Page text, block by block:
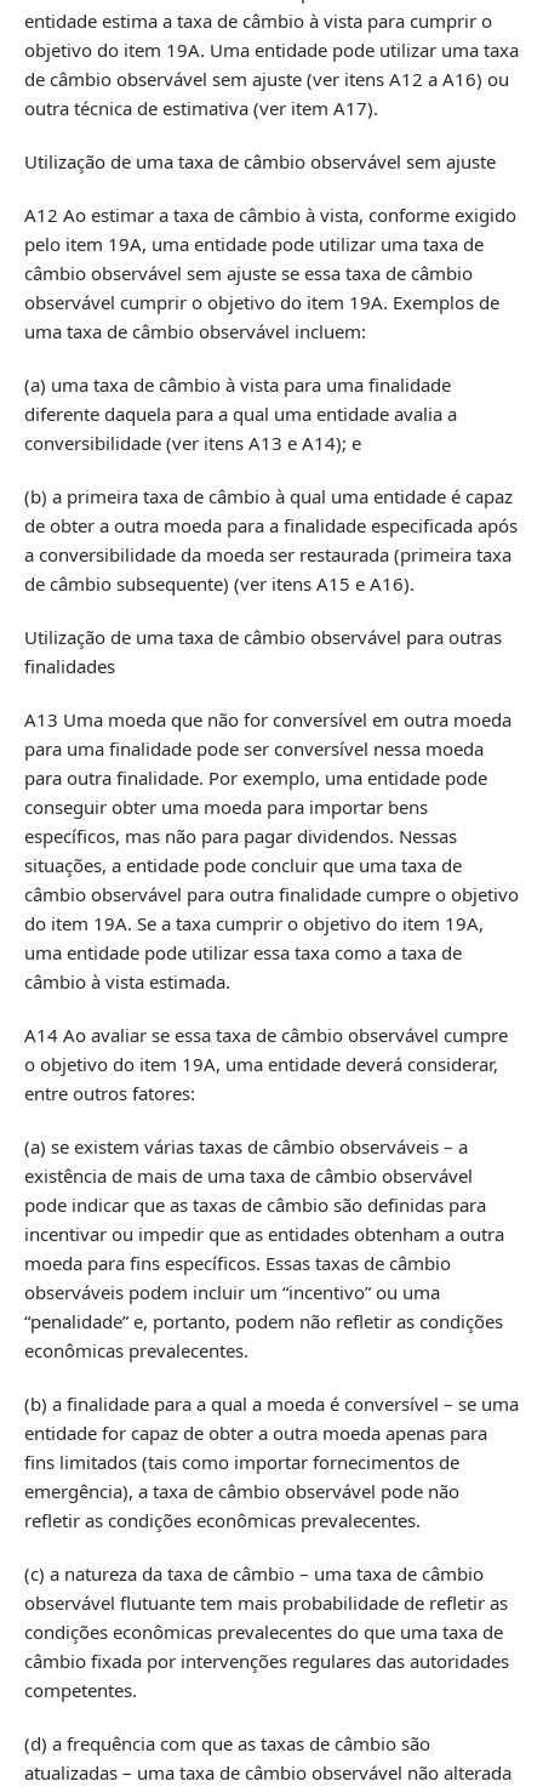
entidade estima a taxa de câmbio à vista para cumprir o
objetivo do item 19A. Uma entidade pode utilizar uma taxa
de câmbio observável sem ajuste (ver itens A12 a A16) ou
outra técnica de estimativa (ver item A17).
Utilização de uma taxa de câmbio observável sem ajuste
A12 Ao estimar a taxa de câmbio à vista, conforme exigido
pelo item 19A, uma entidade pode utilizar uma taxa de
câmbio observável sem ajuste se essa taxa de câmbio
observável cumprir o objetivo do item 19A. Exemplos de
uma taxa de câmbio observável incluem:
(a) uma taxa de câmbio à vista para uma finalidade
diferente daquela para a qual uma entidade avalia a
conversibilidade (ver itens A13 e A14); e
(b) a primeira taxa de câmbio à qual uma entidade é capaz
de obter a outra moeda para a finalidade especificada após
a conversibilidade da moeda ser restaurada (primeira taxa
de câmbio subsequente) (ver itens A15 e A16).
Utilização de uma taxa de câmbio observável para outras
finalidades
A13 Uma moeda que não for conversível em outra moeda
para uma finalidade pode ser conversível nessa moeda
para outra finalidade. Por exemplo, uma entidade pode
conseguir obter uma moeda para importar bens
específicos, mas não para pagar dividendos. Nessas
situações, a entidade pode concluir que uma taxa de
câmbio observável para outra finalidade cumpre o objetivo
do item 19A. Se a taxa cumprir o objetivo do item 19A,
uma entidade pode utilizar essa taxa como a taxa de
câmbio à vista estimada.
A14 Ao avaliar se essa taxa de câmbio observável cumpre
o objetivo do item 19A, uma entidade deverá considerar,
entre outros fatores:
(a) se existem várias taxas de câmbio observáveis – a
existência de mais de uma taxa de câmbio observável
pode indicar que as taxas de câmbio são definidas para
incentivar ou impedir que as entidades obtenham a outra
moeda para fins específicos. Essas taxas de câmbio
observáveis podem incluir um “incentivo” ou uma
“penalidade” e, portanto, podem não refletir as condições
econômicas prevalecentes.
(b) a finalidade para a qual a moeda é conversível – se uma
entidade for capaz de obter a outra moeda apenas para
fins limitados (tais como importar fornecimentos de
emergência), a taxa de câmbio observável pode não
refletir as condições econômicas prevalecentes.
(c) a natureza da taxa de câmbio – uma taxa de câmbio
observável flutuante tem mais probabilidade de refletir as
condições econômicas prevalecentes do que uma taxa de
câmbio fixada por intervenções regulares das autoridades
competentes.
(d) a frequência com que as taxas de câmbio são
atualizadas – uma taxa de câmbio observável não alterada